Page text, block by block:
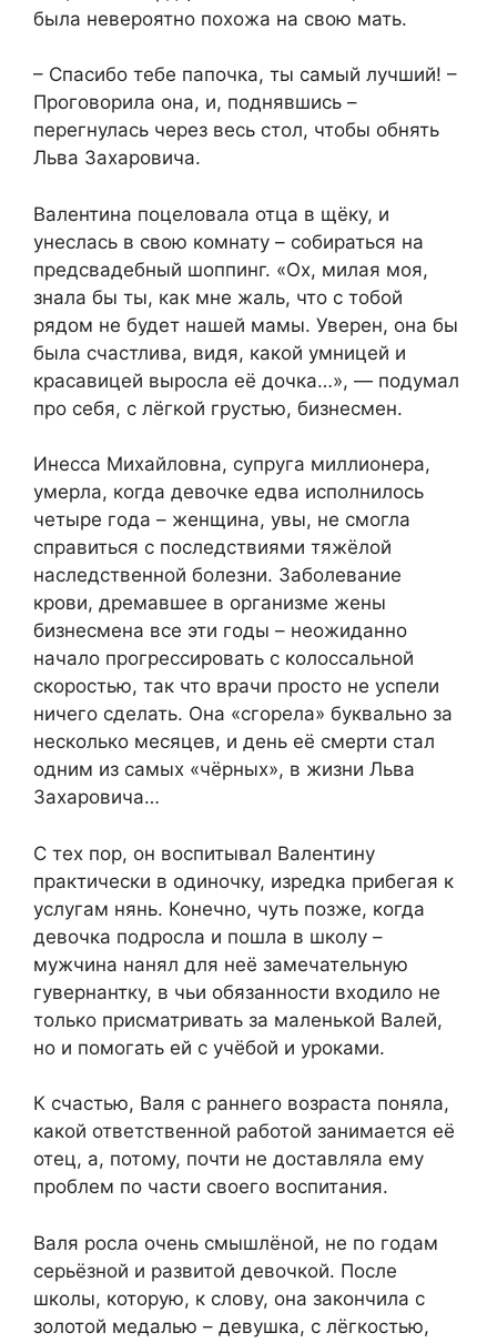
была невероятно похожа на свою мать.
– Спасибо тебе папочка, ты самый лучший! –
Проговорила она, и, поднявшись –
перегнулась через весь стол, чтобы обнять
Льва Захаровича.
Валентина поцеловала отца в щёку, и
унеслась в свою комнату – собираться на
предсвадебный шоппинг. «Ох, милая моя,
знала бы ты, как мне жаль, что с тобой
рядом не будет нашей мамы. Уверен, она бы
была счастлива, видя, какой умницей и
красавицей выросла её дочка…», — подумал
про себя, с лёгкой грустью, бизнесмен.
Инесса Михайловна, супруга миллионера,
умерла, когда девочке едва исполнилось
четыре года – женщина, увы, не смогла
справиться с последствиями тяжёлой
наследственной болезни. Заболевание
крови, дремавшее в организме жены
бизнесмена все эти годы – неожиданно
начало прогрессировать с колоссальной
скоростью, так что врачи просто не успели
ничего сделать. Она «сгорела» буквально за
несколько месяцев, и день её смерти стал
одним из самых «чёрных», в жизни Льва
Захаровича…
С тех пор, он воспитывал Валентину
практически в одиночку, изредка прибегая к
услугам нянь. Конечно, чуть позже, когда
девочка подросла и пошла в школу –
мужчина нанял для неё замечательную
гувернантку, в чьи обязанности входило не
только присматривать за маленькой Валей,
но и помогать ей с учёбой и уроками.
К счастью, Валя с раннего возраста поняла,
какой ответственной работой занимается её
отец, а, потому, почти не доставляла ему
проблем по части своего воспитания.
Валя росла очень смышлёной, не по годам
серьёзной и развитой девочкой. После
школы, которую, к слову, она закончила с
золотой медалью – девушка, с лёгкостью,